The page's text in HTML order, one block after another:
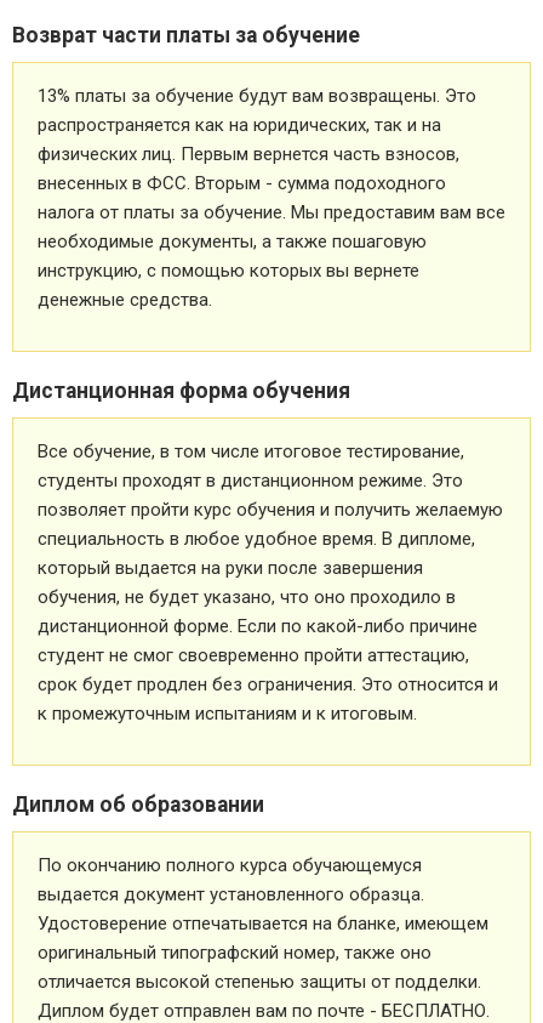
Возврат части платы за обучение
13% платы за обучение будут вам возвращены. Это
распространяется как на юридических, так и на
физических лиц. Первым вернется часть взносов,
внесенных в ФСС. Вторым - сумма подоходного
налога от платы за обучение. Мы предоставим вам все
необходимые документы, а также пошаговую
инструкцию, с помощью которых вы вернете
денежные средства.
Дистанционная форма обучения
Все обучение, в том числе итоговое тестирование,
студенты проходят в дистанционном режиме. Это
позволяет пройти курс обучения и получить желаемую
специальность в любое удобное время. В дипломе,
который выдается на руки после завершения
обучения, не будет указано, что оно проходило в
дистанционной форме. Если по какой-либо причине
студент не смог своевременно пройти аттестацию,
срок будет продлен без ограничения. Это относится и
к промежуточным испытаниям и к итоговым.
Диплом об образовании
По окончанию полного курса обучающемуся
выдается документ установленного образца.
Удостоверение отпечатывается на бланке, имеющем
оригинальный типографский номер, также оно
отличается высокой степенью защиты от подделки.
Диплом будет отправлен вам по почте - БЕСПЛАТНО.